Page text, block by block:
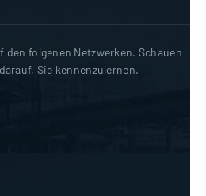
folgenen Netzwerken. Schauen
Sie kennenzulernen.